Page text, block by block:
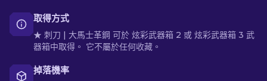
取得方式
★ 刺刀 | 大馬士革鋼 可於 炫彩武器箱 2 或 炫彩武器箱 3 武
器箱中取得。 它不屬於任何收藏。
掉落機率